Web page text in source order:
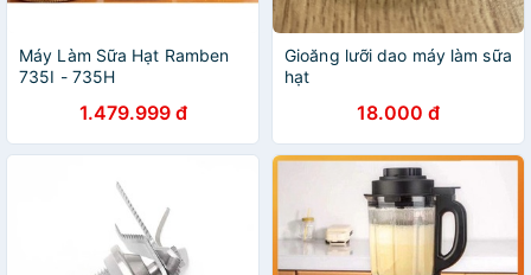
Máy Làm Sữa Hạt Ramben
735I - 735H
1.479.999 đ
Gioăng lưỡi dao máy làm sữa
hạt
18.000 đ